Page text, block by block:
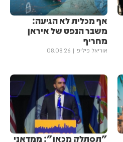
אף מכלית לא הגיעה:
משבר הנפט של איראן
מחריף
אוריאל פיליפ 08.08.26
"תסתלק מכאן": ממדאני